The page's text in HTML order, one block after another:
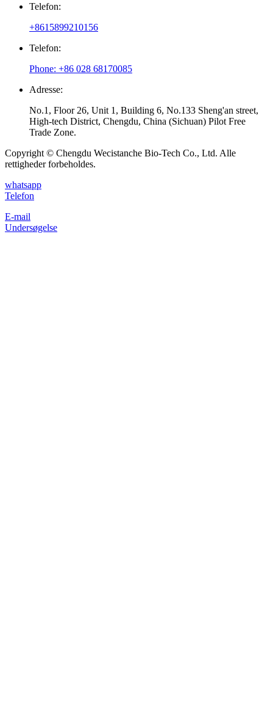
Telefon:
+8615899210156
Telefon:
Phone: +86 028 68170085
Adresse:
No.1, Floor 26, Unit 1, Building 6, No.133 Sheng'an street,
High-tech District, Chengdu, China (Sichuan) Pilot Free
Trade Zone.
Copyright © Chengdu Wecistanche Bio-Tech Co., Ltd. Alle
rettigheder forbeholdes.
whatsapp
Telefon
E-mail
Undersøgelse